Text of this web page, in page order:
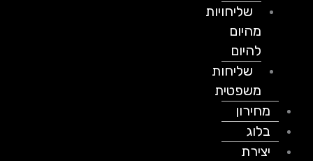
שליחויות
מהיום
להיום
שליחות
משפטית
מחירון
בלוג
יצירת